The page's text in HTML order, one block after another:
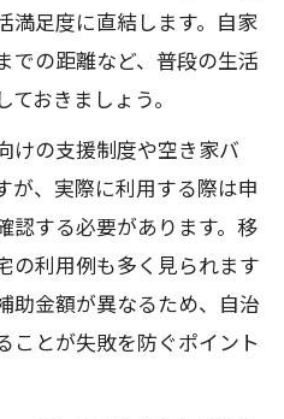
満足度に直結します。自家
での距離など、普段の生活
おきましょう。
けの支援制度や空き家バ
が、実際に利用する際は申
認する必要があります。移
の利用例も多く見られます
助金額が異なるため、自治
ことが失敗を防ぐポイント